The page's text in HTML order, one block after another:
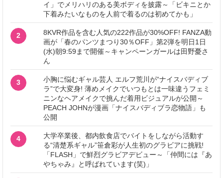
イ」でメリハリのある美ボディを披露～「ビキニとか
下着みたいなものを人前で着るのは初めてかも」
2
8KVR作品を含む人気の222作品が30%OFF! FANZA動
画が「春のパンツまつり30％OFF」第2弾を明日1日
(水)朝9:59まで開催～キャンペーンガールは田野憂さ
ん
3
小胸に悩むギャル芸人 エルフ荒川が“ナイスバディブ
ラ”で大変身! 薄めメイクでいつもとは一味違うフェミ
ニンなヘアメイクで挑んだ着用ビジュアルが公開～
PEACH JOHNが漫画「ナイスバディブラ恋物語」も
公開
4
大学卒業後、都内飲食店でバイトをしながら活動す
る“清楚系ギャル”笹倉彩が人生初のグラビアに挑戦!
「FLASH」で鮮烈グラビアデビュー～「仲間には『あ
やちゃみ』と呼ばれています(笑)」